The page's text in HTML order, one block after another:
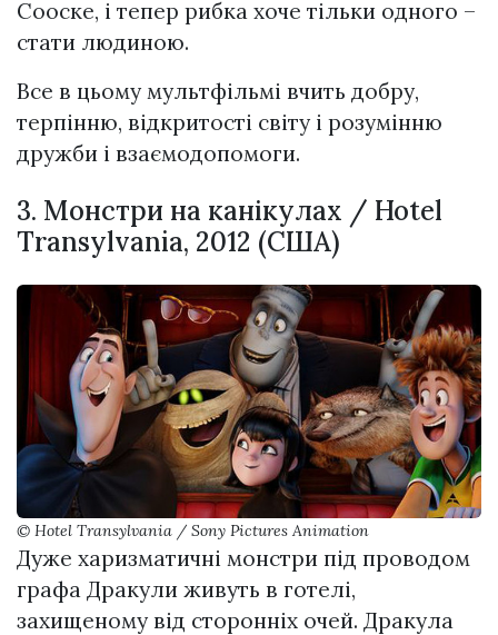
Сооске, і тепер рибка хоче тільки одного –
стати людиною.
Все в цьому мультфільмі вчить добру,
терпінню, відкритості світу і розумінню
дружби і взаємодопомоги.
3. Монстри на канікулах / Hotel
Transylvania, 2012 (США)
© Hotel Transylvania / Sony Pictures Animation
Дуже харизматичні монстри під проводом
графа Дракули живуть в готелі,
захищеному від сторонніх очей. Дракула